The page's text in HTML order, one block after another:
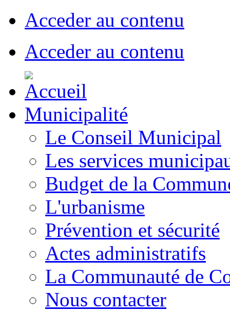
Acceder au contenu
Acceder au contenu
Municipalité
Le Conseil Municipal
Les services
Budget de la
L'urbanisme
Prévention et sécurité
Actes administratifs
La Communauté de
Nous contacter